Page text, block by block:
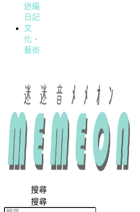
迷編
日記
文
化・
藝術
搜尋
搜尋